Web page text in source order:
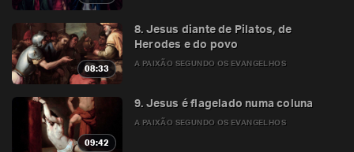
08:33
8. Jesus diante de Pilatos, de
Herodes e do povo
A PAIXÃO SEGUNDO OS EVANGELHOS
09:42
9. Jesus é flagelado numa coluna
A PAIXÃO SEGUNDO OS EVANGELHOS